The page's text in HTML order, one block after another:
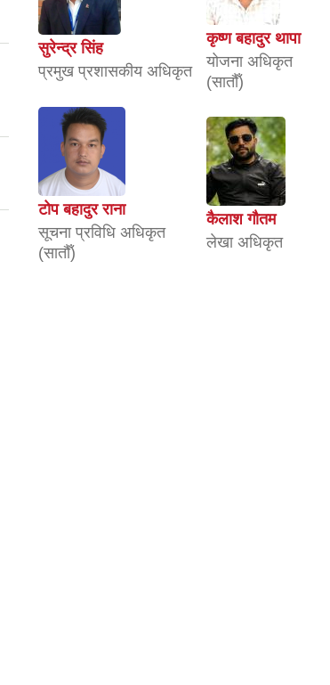
सुरेन्द्र सिंह
प्रमुख प्रशासकीय अधिकृत
कृष्ण बहादुर थापा
योजना अधिकृत
(सातौँ)
टोप बहादुर राना
सूचना प्रविधि अधिकृत
(सातौँ)
कैलाश गौतम
लेखा अधिकृत